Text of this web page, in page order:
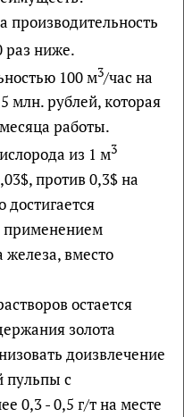
производительность
раз ниже.
100 м3/час на
млн. рублей, которая
работы.
из 1 м3
против 0,3$ на
достигается
вместо
остается
золота
доизвлечение
пульпы с
0,3 - 0,5 г/т на месте